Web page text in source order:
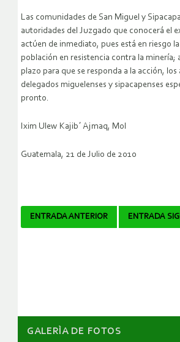
Las comunidades de San Miguel y
autoridades del Juzgado que conocerá el
actúen de inmediato, pues está en riesgo
población en resistencia contra la minería;
plazo para que se responda a la acción, los
delegados miguelenses y sipacapenses
pronto.
Ixim Ulew Kajib´ Ajmaq, Mol
Guatemala, 21 de Julio de 2010
Navegador
ENTRADA ANTERIOR ENTRADA
GALERÌA DE FOTOS